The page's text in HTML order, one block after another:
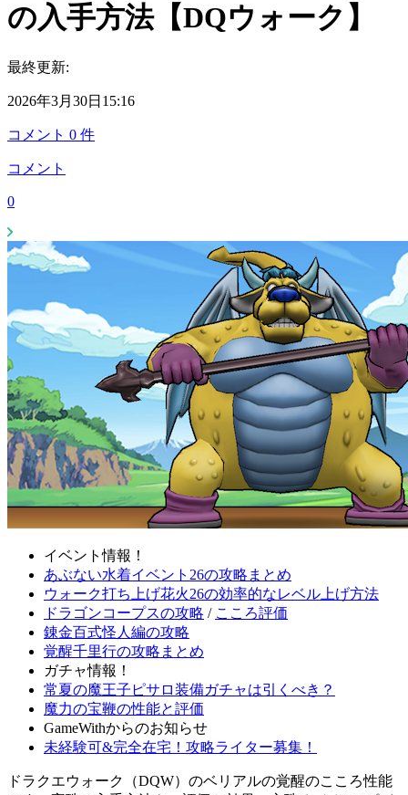
の入手方法【DQウォーク】
最終更新:
2026年3月30日15:16
コメント 0 件
コメント
0
イベント情報！
あぶない水着イベント26の攻略まとめ
ウォーク打ち上げ花火26の効率的なレベル上げ方法
ドラゴンコープスの攻略 / こころ評価
錬金百式怪人編の攻略
覚醒千里行の攻略まとめ
ガチャ情報！
常夏の魔王子ピサロ装備ガチャは引くべき？
魔力の宝鞭の性能と評価
GameWithからのお知らせ
未経験可&完全在宅！攻略ライター募集！
ドラクエウォーク（DQW）のベリアルの覚醒のこころ性能